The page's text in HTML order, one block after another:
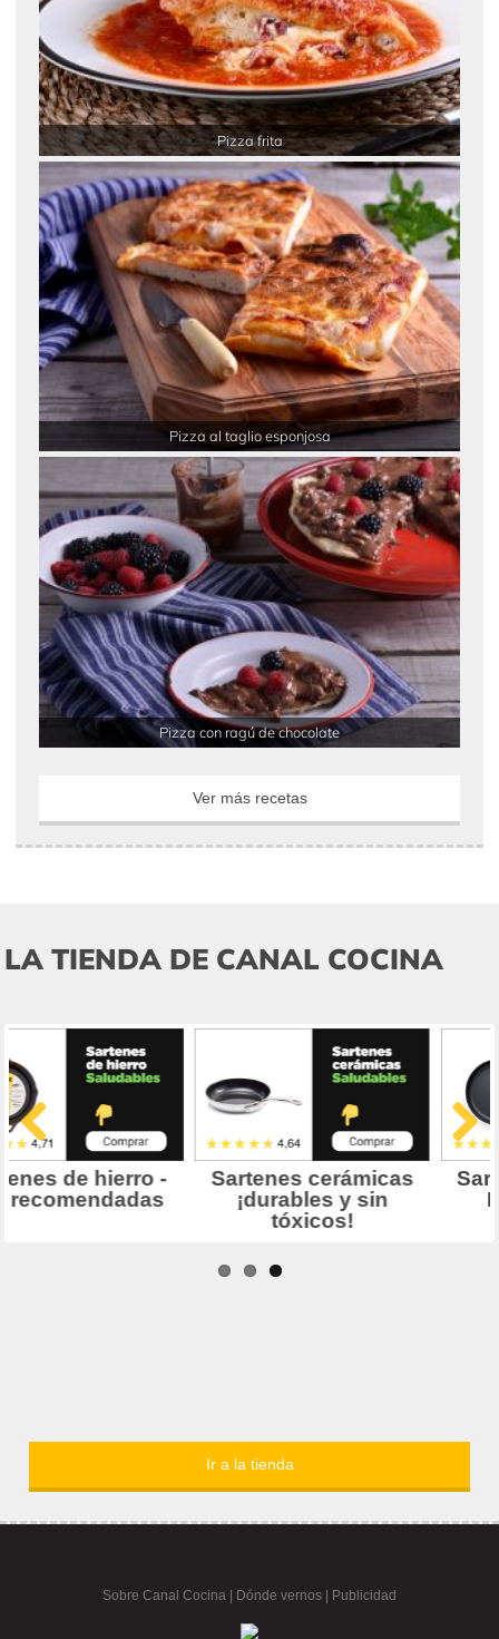
Pizza frita
Pizza al taglio esponjosa
Pizza con ragú de chocolate
Ver más recetas
LA TIENDA DE CANAL COCINA
Ir a la tienda
Sobre Canal Cocina Dónde vernos | Publicidad